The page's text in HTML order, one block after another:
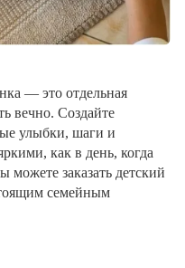
— это отдельная
вечно. Создайте
улыбки, шаги и
как в день, когда
можете заказать детский
семейным